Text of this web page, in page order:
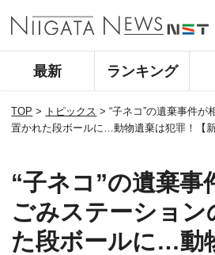
最新 ランキング
TOP > トピックス >“子ネコ”の遺棄事件
置かれた段ボールに…動物遺棄は犯罪！【新
“子ネコ”の遺棄
ごみステーション
た段ボールに…動